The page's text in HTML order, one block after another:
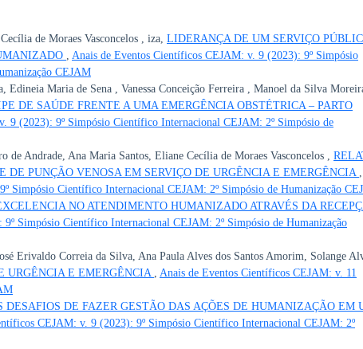
de Moraes Vasconcelos , iza, LIDERANÇA DE UM SERVIÇO
Anais de Eventos Científicos CEJAM: v. 9 (2023): 9º Simpósio
CEJAM
Edineia Maria de Sena , Vanessa Conceição Ferreira , Manoel da Silva
DE SAÚDE FRENTE A UMA EMERGÊNCIA OBSTÉTRICA – PARTO
9 (2023): 9º Simpósio Científico Internacional CEJAM: 2º Simpósio de
Andrade, Ana Maria Santos, Eliane Cecília de Moraes Vasconcelos ,
DE PUNÇÃO VENOSA EM SERVIÇO DE URGÊNCIA E EMERGÊNCIA
Simpósio Científico Internacional CEJAM: 2º Simpósio de Humanização
NO ATENDIMENTO HUMANIZADO ATRAVÉS DA
Simpósio Científico Internacional CEJAM: 2º Simpósio de Humanização
Erivaldo Correia da Silva, Ana Paula Alves dos Santos Amorim, Solange
URGÊNCIA E EMERGÊNCIA
Anais de Eventos Científicos CEJAM: v. 11
DESAFIOS DE FAZER GESTÃO DAS AÇÕES DE HUMANIZAÇÃO EM
CEJAM: v. 9 (2023): 9º Simpósio Científico Internacional CEJAM: 2º